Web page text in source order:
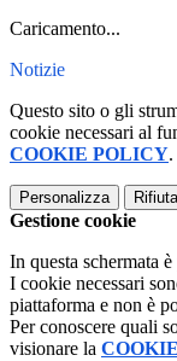
Caricamento...
Notizie
Questo sito o gli
cookie necessari al
COOKIE POLICY.
Personalizza
Gestione cookie
In questa schermata
I cookie necessari
piattaforma e non è
Per conoscere quali
visionare la